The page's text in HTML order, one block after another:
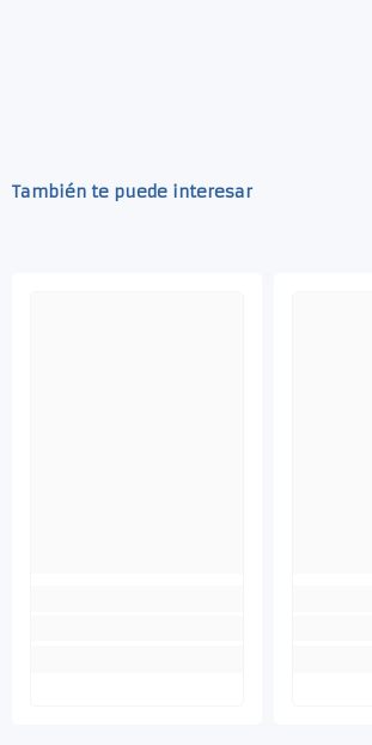
También te puede interesar